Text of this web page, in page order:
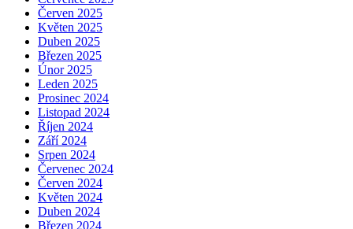
Červen 2025
Květen 2025
Duben 2025
Březen 2025
Únor 2025
Leden 2025
Prosinec 2024
Listopad 2024
Říjen 2024
Září 2024
Srpen 2024
Červenec 2024
Červen 2024
Květen 2024
Duben 2024
Březen 2024